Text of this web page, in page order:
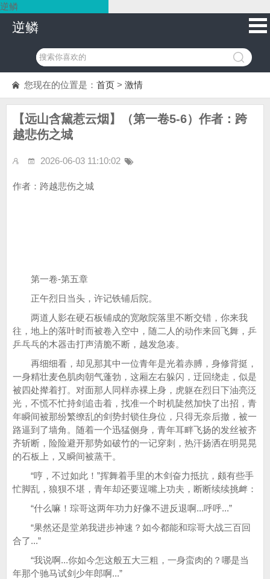
逆鳞
逆鳞
您现在的位置是： 首页 > 激情
【远山含黛惹云烟】（第一卷5-6）作者：跨
越悲伤之城
2026-06-03 11:10:02
作者：跨越悲伤之城
第一卷-第五章
正午烈日当头，许记铁铺后院。
两道人影在硬石板铺成的宽敞院落里不断交错，你来我
往，地上的落叶时而被卷入空中，随二人的动作来回飞舞，乒
乒乓乓的木器击打声清脆不断，越发急凑。
再细细看，却见那其中一位青年是光着赤膊，身修背挺，
一身精壮麦色肌肉朝气蓬勃，这厢左右躲闪，迂回绕走，似是
被四处撵着打。对面那人同样赤裸上身，虎躯在烈日下油亮泛
光，不慌不忙持剑追击着，找准一个时机陡然加快了出招，青
年瞬间被那纷繁缭乱的剑势封锁住身位，只得无奈后撤，被一
路逼到了墙角。随着一个迅猛侧身，青年耳畔飞扬的发丝被齐
齐斩断，险险避开那势如破竹的一记穿刺，热汗扬洒在明晃晃
的石板上，又瞬间被蒸干。
“哼，不过如此！”挥舞着手里的木剑奋力抵抗，颇有些手
忙脚乱，狼狈不堪，青年却还要逞嘴上功夫，断断续续挑衅：
“什么嘛！琮哥这两年功力好像不进反退啊...呼呼...”
“果然还是堂弟我进步神速？如今都能和琮哥大战三百回
合了...”
“我说啊...你如今怎这般五大三粗，一身蛮肉的？哪是当
年那个驰马试剑少年郎啊...”